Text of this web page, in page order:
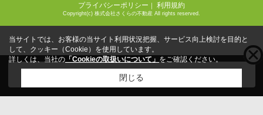
プライバシーポリシー ｜ 利用規約
Copyright(c) 株式会社さくらの不動産 All rights reserved.
こちらの物件をご覧の方にお勧めな物件
当サイトでは、お客様の当サイト利用状況把握、サービス向上検討を目的と
して、クッキー（Cookie）を使用しています。
詳しくは、当社の 「Cookieの取扱いについて」 をご確認ください。
閉じる